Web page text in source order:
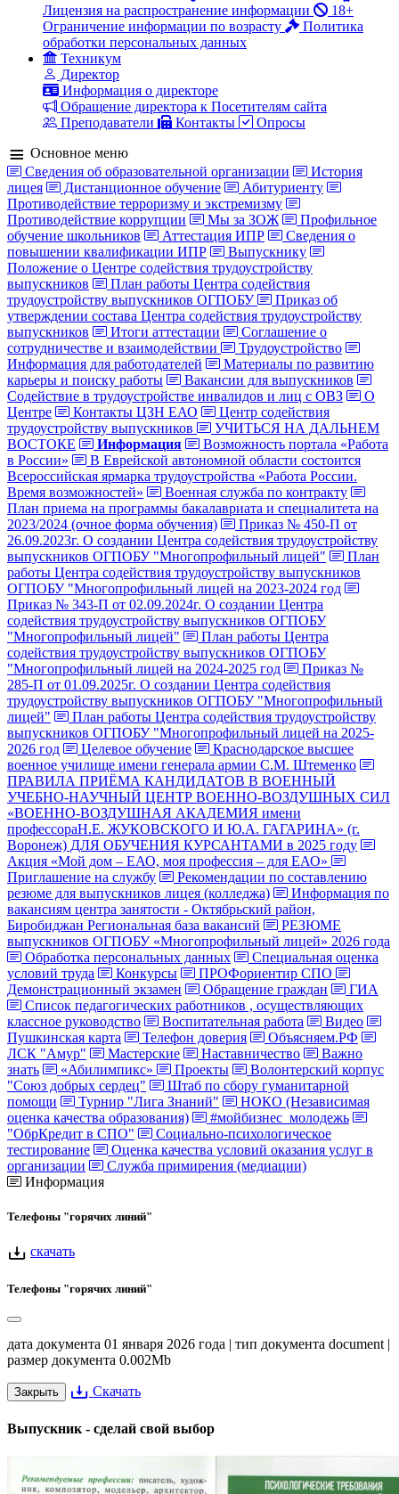
Лицензия на распространение информации
18+
Ограничение информации по возрасту
Политика
обработки персональных данных
Техникум
Директор
Информация о директоре
Обращение директора к Посетителям сайта
Преподаватели
Контакты Опросы
Основное меню
Сведения об образовательной организации
История
лицея
Дистанционное обучение
Абитуриенту
Противодействие терроризму и экстремизму
Противодействие коррупции
Мы за ЗОЖ
Профильное
обучение школьников
Аттестация ИПР
Сведения о
повышении квалификации ИПР
Выпускнику
Положение о Центре содействия трудоустройству
выпускников
План работы Центра содействия
трудоустройству выпускников ОГПОБУ
Приказ об
утверждении состава Центра содействия трудоустройству
выпускников
Итоги аттестации
Соглашение о
сотрудничестве и взаимодействии
Трудоустройство
Информация для работодателей
Материалы по развитию
карьеры и поиску работы
Вакансии для выпускников
Содействие в трудоустройстве инвалидов и лиц с ОВЗ
О
Центре
Контакты ЦЗН ЕАО
Центр содействия
трудоустройству выпускников
УЧИТЬСЯ НА ДАЛЬНЕМ
ВОСТОКЕ
Информация
Возможность портала «Работа
в России»
В Еврейской автономной области состоится
Всероссийская ярмарка трудоустройства «Работа России.
Время возможностей»
Военная служба по контракту
План приема на программы бакалавриата и специалитета на
2023/2024 (очное форма обучения)
Приказ № 450-П от
26.09.2023г. О создании Центра содействия трудоустройству
выпускников ОГПОБУ "Многопрофильный лицей"
План
работы Центра содействия трудоустройству выпускников
ОГПОБУ "Многопрофильный лицей на 2023-2024 год
Приказ № 343-П от 02.09.2024г. О создании Центра
содействия трудоустройству выпускников ОГПОБУ
"Многопрофильный лицей"
План работы Центра
содействия трудоустройству выпускников ОГПОБУ
"Многопрофильный лицей на 2024-2025 год
Приказ №
285-П от 01.09.2025г. О создании Центра содействия
трудоустройству выпускников ОГПОБУ "Многопрофильный
лицей"
План работы Центра содействия трудоустройству
выпускников ОГПОБУ "Многопрофильный лицей на 2025-
2026 год
Целевое обучение
Краснодарское высшее
военное училище имени генерала армии С.М. Штеменко
ПРАВИЛА ПРИЁМА КАНДИДАТОВ В ВОЕННЫЙ
УЧЕБНО-НАУЧНЫЙ ЦЕНТР ВОЕННО-ВОЗДУШНЫХ СИЛ
«ВОЕННО-ВОЗДУШНАЯ АКАДЕМИЯ имени
профессораН.Е. ЖУКОВСКОГО И Ю.А. ГАГАРИНА» (г.
Воронеж) ДЛЯ ОБУЧЕНИЯ КУРСАНТАМИ в 2025 году
Акция «Мой дом – ЕАО, моя профессия – для ЕАО»
Приглашение на службу
Рекомендации по составлению
резюме для выпускников лицея (колледжа)
Информация по
вакансиям центра занятости - Октябрьский район,
Биробиджан Региональная база вакансий
РЕЗЮМЕ
выпускников ОГПОБУ «Многопрофильный лицей» 2026 года
Обработка персональных данных
Специальная оценка
условий труда
Конкурсы
ПРОФориентир СПО
Демонстрационный экзамен
Обращение граждан
ГИА
Список педагогических работников , осуществляющих
классное руководство
Воспитательная работа
Видео
Пушкинская карта
Телефон доверия
Объясняем.РФ
ЛСК "Амур"
Мастерские Наставничество
Важно
знать
«Абилимпикс» Проекты
Волонтерский корпус
"Союз добрых сердец"
Штаб по сбору гуманитарной
помощи
Турнир "Лига Знаний"
НОКО (Независимая
оценка качества образования)
#мойбизнес_молодежь
"ОбрКредит в СПО"
Социально-психологическое
тестирование
Оценка качества условий оказания услуг в
организации
Служба примирения (медиации)
Информация
Телефоны "горячих линий"
скачать
Телефоны "горячих линий"
дата документа 01 января 2026 года | тип документа document |
размер документа 0.002Mb
Закрыть Скачать
Выпускник - сделай свой выбор